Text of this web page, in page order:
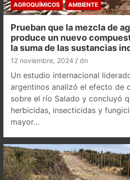
AGROQUÍMICOS AMBIENTE
Prueban que la mezcla de
produce un nuevo
la suma de las sustancias
12 noviembre, 2024 dn
Un estudio internacional
argentinos analizó el efecto de
sobre el río Salado y concluyó
herbicidas, insecticidas y
mayor…